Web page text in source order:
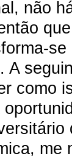
não
A
como
me